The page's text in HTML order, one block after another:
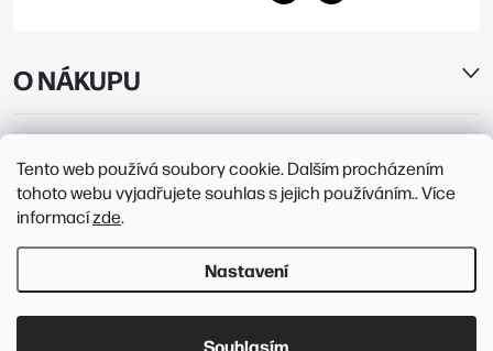
Tento web používá soubory cookie. Dalším procházením
tohoto webu vyjadřujete souhlas s jejich používáním.. Více
informacízde.
Nastavení
Souhlasím
O NÁKUPU
PRODEJNY